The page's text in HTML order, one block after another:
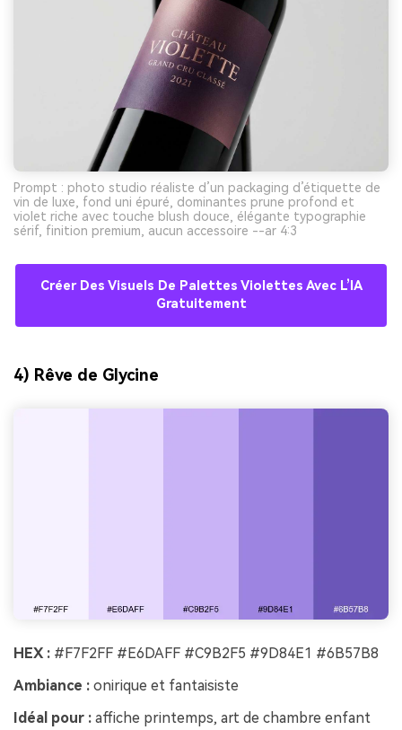
Prompt : photo studio réaliste d’un packaging d’étiquette de
vin de luxe, fond uni épuré, dominantes prune profond et
violet riche avec touche blush douce, élégante typographie
sérif, finition premium, aucun accessoire --ar 4:3
Créer Des Visuels De Palettes Violettes Avec L’IA
Gratuitement
4) Rêve de Glycine
HEX : #F7F2FF #E6DAFF #C9B2F5 #9D84E1 #6B57B8
Ambiance : onirique et fantaisiste
Idéal pour : affiche printemps, art de chambre enfant